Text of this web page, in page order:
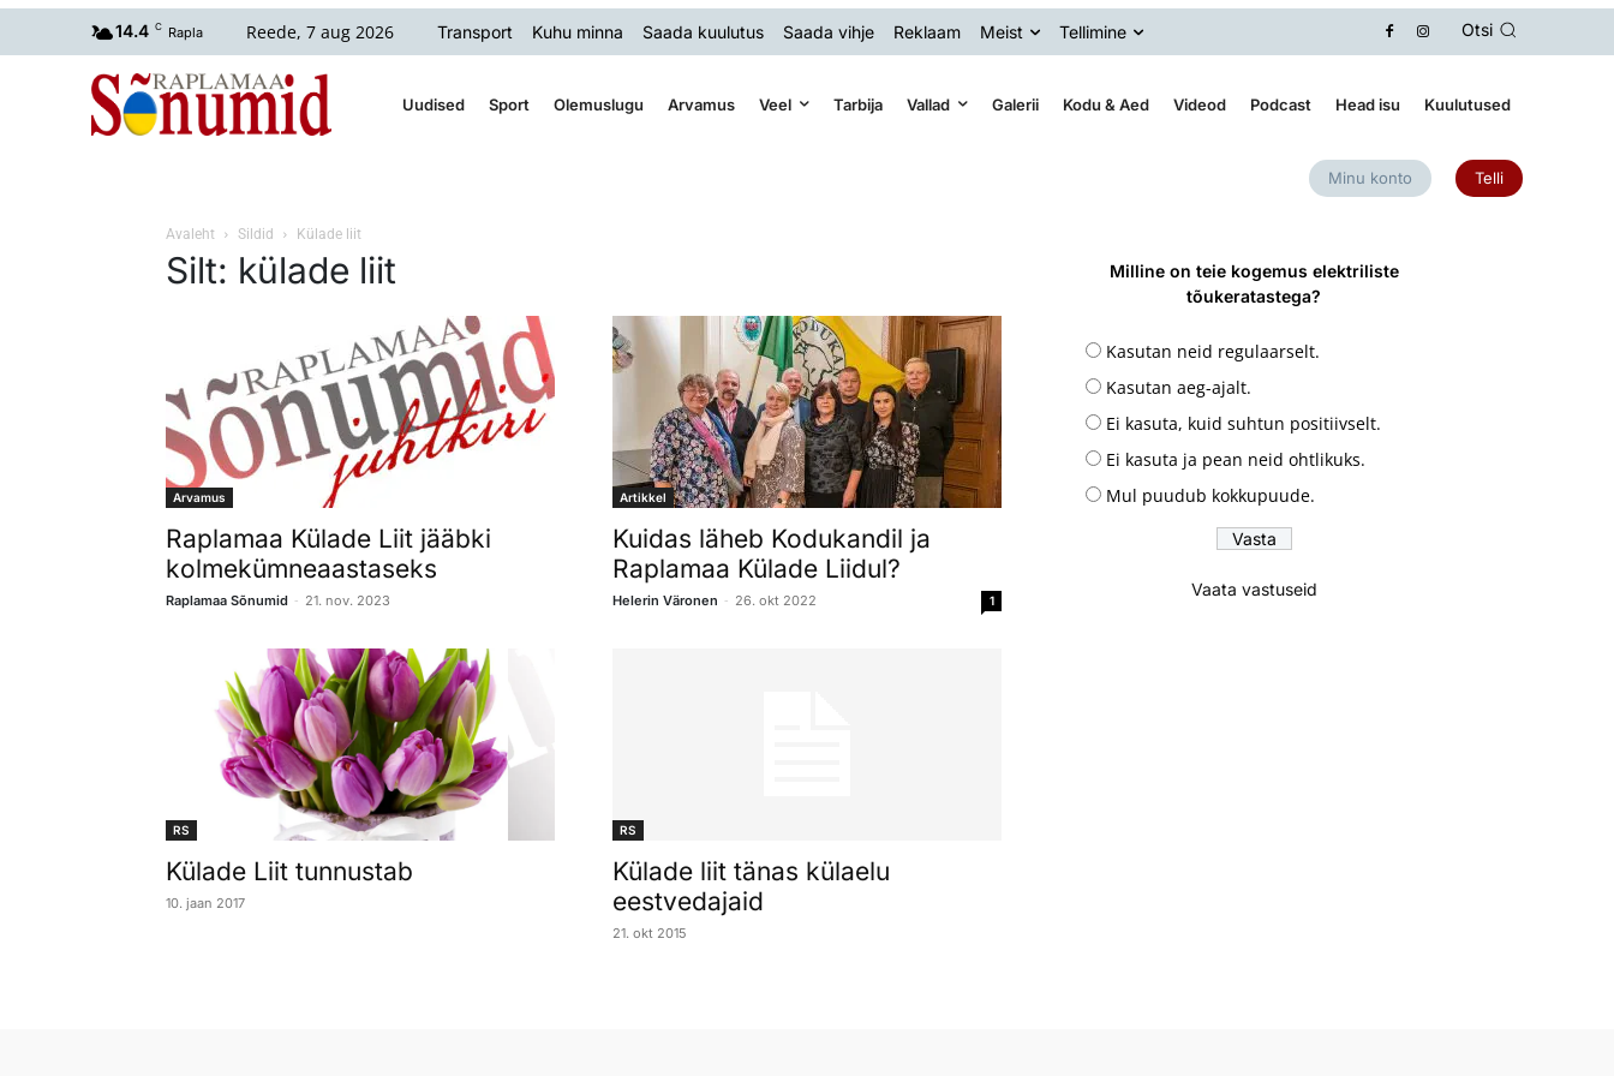
14.4 C Rapla Reede, 7 aug 2026 Transport Kuhu minna Saada kuulutus Saada vihje Reklaam Meist Tellimine Otsi
Uudised Sport Olemuslugu Arvamus Veel Tarbija Vallad Galerii Kodu & Aed Videod Podcast Head isu Kuulutused
Minu konto Telli
Avaleht Sildid Külade liit
Silt: külade liit
Arvamus
Raplamaa Külade Liit jääbki
kolmekümneaastaseks
Raplamaa Sõnumid - 21. nov. 2023
Artikkel
Kuidas läheb Kodukandil ja
Raplamaa Külade Liidul?
Helerin Väronen - 26. okt 2022 1
RS
Külade Liit tunnustab
10. jaan 2017
RS
Külade liit tänas külaelu
eestvedajaid
21. okt 2015
Milline on teie kogemus elektriliste
tõukeratastega?
Kasutan neid regulaarselt.
Kasutan aeg-ajalt.
Ei kasuta, kuid suhtun positiivselt.
Ei kasuta ja pean neid ohtlikuks.
Mul puudub kokkupuude.
Vaata vastuseid